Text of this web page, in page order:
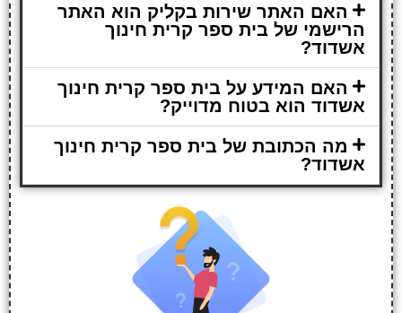
האם האתר שירות בקליק הוא האתר
הרישמי של בית ספר קרית חינוך
אשדוד?
האם המידע על בית ספר קרית חינוך
אשדוד הוא בטוח מדוייק?
מה הכתובת של בית ספר קרית חינוך
אשדוד?